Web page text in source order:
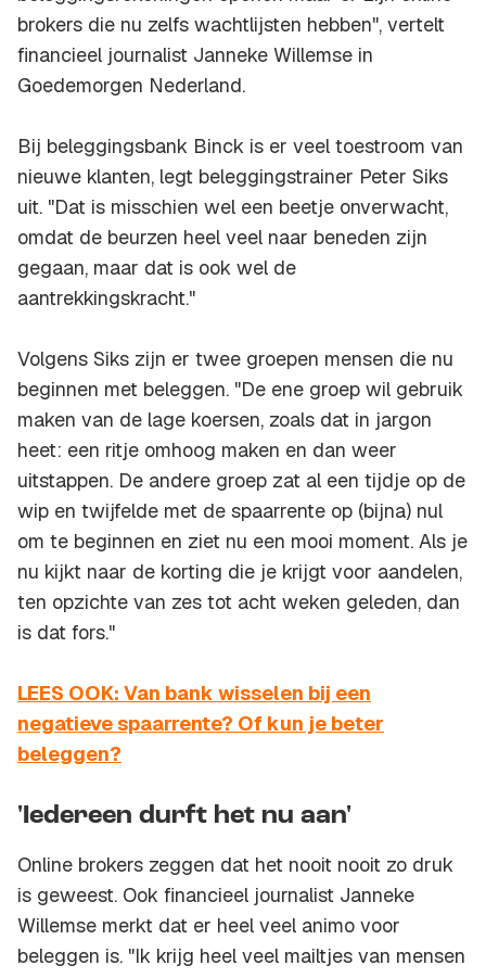
brokers die nu zelfs wachtlijsten hebben", vertelt
financieel journalist Janneke Willemse in
Goedemorgen Nederland.
Bij beleggingsbank Binck is er veel toestroom van
nieuwe klanten, legt beleggingstrainer Peter Siks
uit. "Dat is misschien wel een beetje onverwacht,
omdat de beurzen heel veel naar beneden zijn
gegaan, maar dat is ook wel de
aantrekkingskracht."
Volgens Siks zijn er twee groepen mensen die nu
beginnen met beleggen. "De ene groep wil gebruik
maken van de lage koersen, zoals dat in jargon
heet: een ritje omhoog maken en dan weer
uitstappen. De andere groep zat al een tijdje op de
wip en twijfelde met de spaarrente op (bijna) nul
om te beginnen en ziet nu een mooi moment. Als je
nu kijkt naar de korting die je krijgt voor aandelen,
ten opzichte van zes tot acht weken geleden, dan
is dat fors."
LEES OOK: Van bank wisselen bij een
negatieve spaarrente? Of kun je beter
beleggen?
'Iedereen durft het nu aan'
Online brokers zeggen dat het nooit nooit zo druk
is geweest. Ook financieel journalist Janneke
Willemse merkt dat er heel veel animo voor
beleggen is. "Ik krijg heel veel mailtjes van mensen